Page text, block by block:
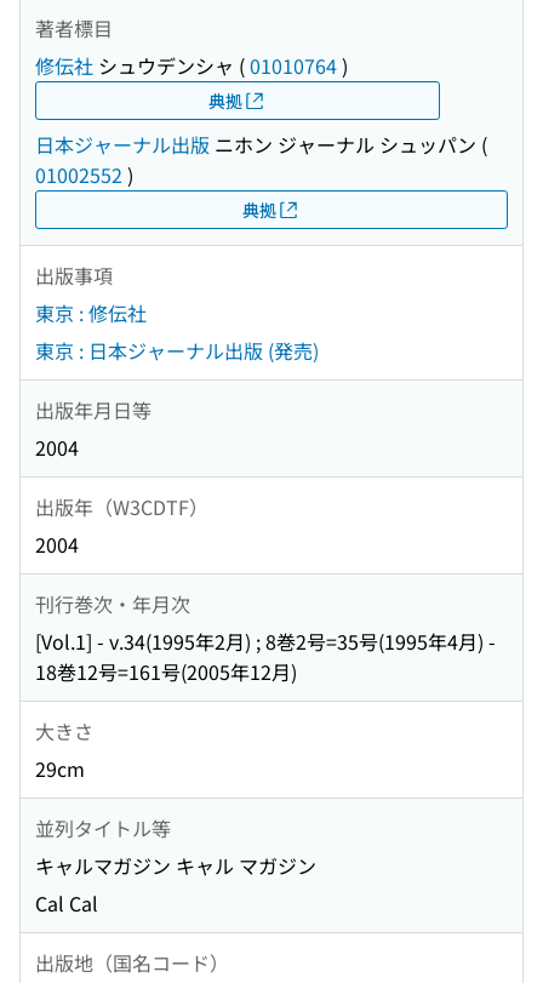
著者標目
修伝社 シュウデンシャ (01010764)
典拠
日本ジャーナル出版 ニホン ジャーナル シュッパン (
01002552 )
典拠
出版事項
東京 : 修伝社
東京 : 日本ジャーナル出版 (発売)
出版年月日等
2004
出版年（W3CDTF）
2004
刊行巻次・年月次
[Vol.1] - v.34(1995年2月) ; 8巻2号=35号(1995年4月) -
18巻12号=161号(2005年12月)
大きさ
29cm
並列タイトル等
キャルマガジン キャル マガジン
Cal Cal
出版地（国名コード）